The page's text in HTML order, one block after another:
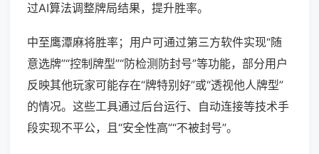
过AI算法调整牌局结果，提升胜率。
中至鹰潭麻将胜率；用户可通过第三方软件实现“随
意选牌”“控制牌型”“防检测防封号”等功能，部分用户
反映其他玩家可能存在“牌特别好”或“透视他人牌型”
的情况。这些工具通过后台运行、自动连接等技术手
段实现不平公，且“安全性高”“不被封号”。